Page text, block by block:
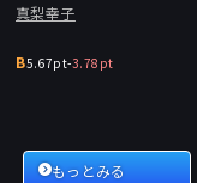
真梨幸子
B5.67pt-3.78pt
もっとみる